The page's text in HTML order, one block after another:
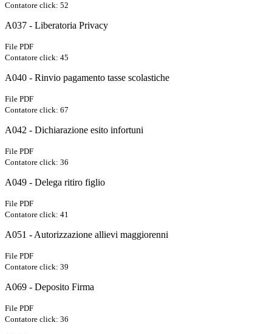
Contatore click: 52
A037 - Liberatoria Privacy
File PDF
Contatore click: 45
A040 - Rinvio pagamento tasse scolastiche
File PDF
Contatore click: 67
A042 - Dichiarazione esito infortuni
File PDF
Contatore click: 36
A049 - Delega ritiro figlio
File PDF
Contatore click: 41
A051 - Autorizzazione allievi maggiorenni
File PDF
Contatore click: 39
A069 - Deposito Firma
File PDF
Contatore click: 36